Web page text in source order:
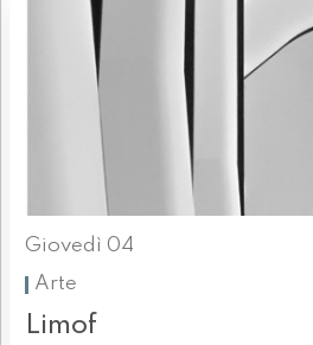
Giovedì 04
Arte
Limof